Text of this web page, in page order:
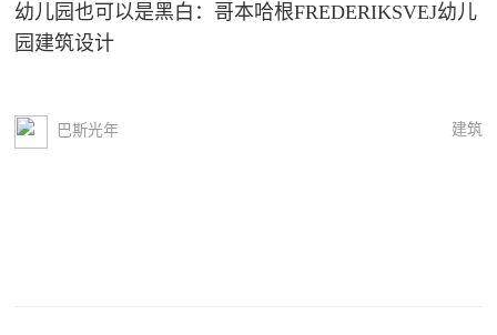
幼儿园也可以是黑白：哥本哈根FREDERIKSVEJ幼儿
园建筑设计
巴斯光年 建筑